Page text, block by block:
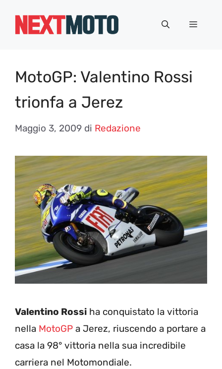
Menu
MotoGP: Valentino Rossi
trionfa a Jerez
Maggio 3, 2009 di Redazione
Valentino Rossi ha conquistato la vittoria
nella MotoGP a Jerez, riuscendo a portare a
casa la 98° vittoria nella sua incredibile
carriera nel Motomondiale.